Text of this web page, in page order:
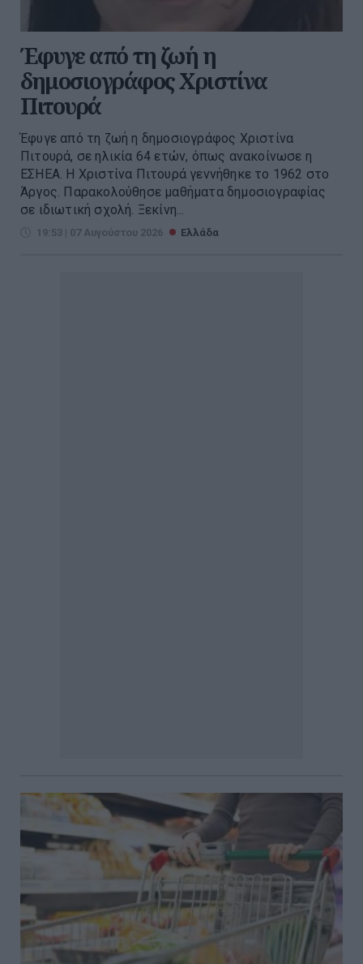
Έφυγε από τη ζωή η
δημοσιογράφος Χριστίνα
Πιτουρά
Έφυγε από τη ζωή η δημοσιογράφος Χριστίνα
Πιτουρά, σε ηλικία 64 ετών, όπως ανακοίνωσε η
ΕΣΗΕΑ. Η Χριστίνα Πιτουρά γεννήθηκε το 1962 στο
Άργος. Παρακολούθησε μαθήματα δημοσιογραφίας
σε ιδιωτική σχολή. Ξεκίνη...
19:53 | 07 Αυγούστου 2026 Ελλάδα